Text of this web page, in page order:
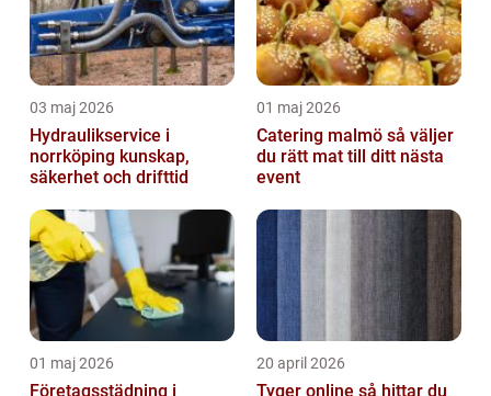
03 maj 2026
Hydraulikservice i
norrköping kunskap,
säkerhet och drifttid
01 maj 2026
Catering malmö så väljer
du rätt mat till ditt nästa
event
01 maj 2026
Företagsstädning i
20 april 2026
Tyger online så hittar du